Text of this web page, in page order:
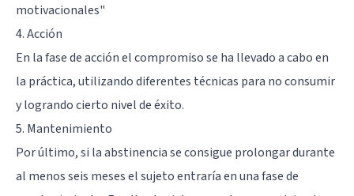
motivacionales"
4. Acción
En la fase de acción el compromiso se ha llevado a cabo en
la práctica, utilizando diferentes técnicas para no consumir
y logrando cierto nivel de éxito.
5. Mantenimiento
Por último, si la abstinencia se consigue prolongar durante
al menos seis meses el sujeto entraría en una fase de